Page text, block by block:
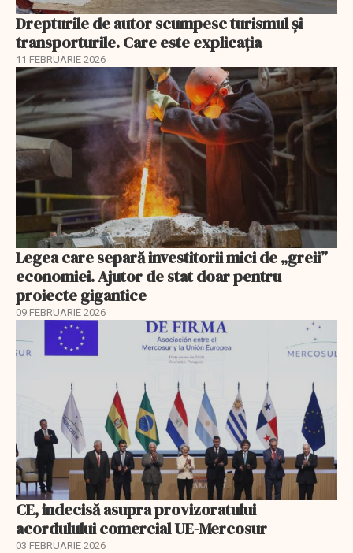
Drepturile de autor scumpesc turismul și
transporturile. Care este explicația
11 FEBRUARIE 2026
Legea care separă investitorii mici de „greii”
economiei. Ajutor de stat doar pentru
proiecte gigantice
09 FEBRUARIE 2026
CE, indecisă asupra provizoratului
acordulului comercial UE-Mercosur
03 FEBRUARIE 2026